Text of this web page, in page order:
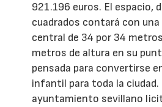
921.196 euros. El espacio,
cuadrados contará con
central de 34 por 34
metros de altura en su
pensada para convertirse
infantil para toda la ciudad.
ayuntamiento sevillano